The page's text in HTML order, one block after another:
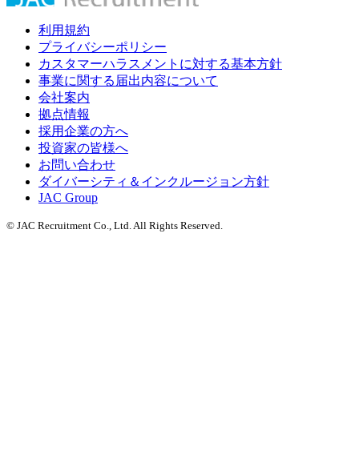
利用規約
プライバシーポリシー
カスタマーハラスメントに対する基本方針
事業に関する届出内容について
会社案内
拠点情報
採用企業の方へ
投資家の皆様へ
お問い合わせ
ダイバーシティ＆インクルージョン方針
JAC Group
© JAC Recruitment Co., Ltd. All Rights Reserved.